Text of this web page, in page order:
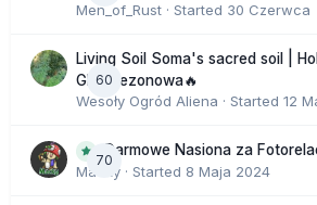
Men_of_Rust · Started 30 Czerwca
60
Living Soil Soma's sacred soil |
GHS sezonowa🔥
Wesoły Ogród Aliena · Started 12
70
Darmowe Nasiona za
Macky · Started 8 Maja 2024